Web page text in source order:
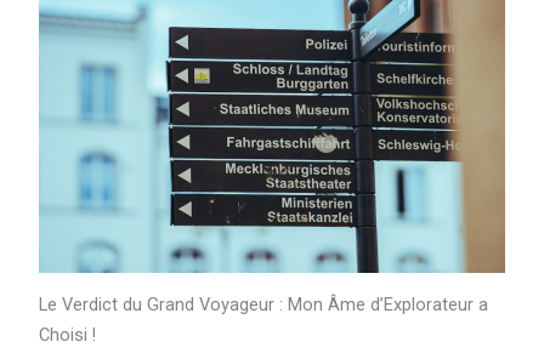
Le Verdict du Grand Voyageur : Mon Âme d’Explorateur a
Choisi !